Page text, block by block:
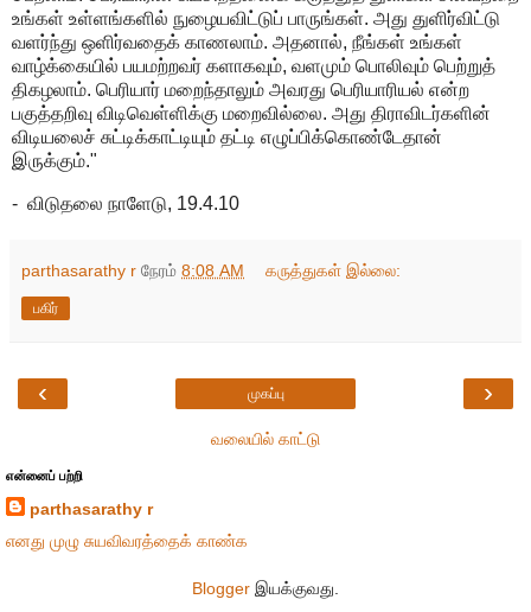
உங்கள் உள்ளங்களில் நுழையவிட்டுப் பாருங்கள். அது துளிர்விட்டு
வளர்ந்து ஒளிர்வதைக் காணலாம். அதனால், நீங்கள் உங்கள்
வாழ்க்கையில் பயமற்றவர் களாகவும், வளமும் பொலிவும் பெற்றுத்
திகழலாம். பெரியார் மறைந்தாலும் அவரது பெரியாரியல் என்ற
பகுத்தறிவு விடிவெள்ளிக்கு மறைவில்லை. அது திராவிடர்களின்
விடியலைச் சுட்டிக்காட்டியும் தட்டி எழுப்பிக்கொண்டேதான்
இருக்கும்."
- விடுதலை நாளேடு, 19.4.10
parthasarathy r நேரம் 8:08 AM கருத்துகள் இல்லை:
பகிர்
‹ ›
முகப்பு
வலையில் காட்டு
என்னைப் பற்றி
parthasarathy r
எனது முழு சுயவிவரத்தைக் காண்க
Blogger இயக்குவது.